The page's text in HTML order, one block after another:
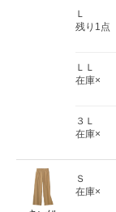
Ｌ
残り1点
ＬＬ
在庫×
３Ｌ
在庫×
Ｓ
在庫×